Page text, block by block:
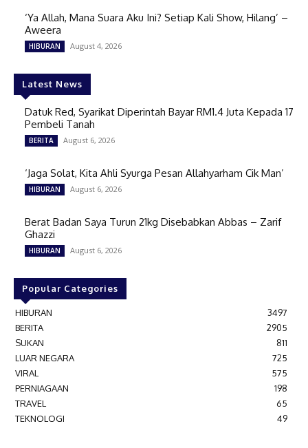
‘Ya Allah, Mana Suara Aku Ini? Setiap Kali Show, Hilang’ –
Aweera
HIBURAN August 4, 2026
Latest News
Datuk Red, Syarikat Diperintah Bayar RM1.4 Juta Kepada 17
Pembeli Tanah
BERITA August 6, 2026
‘Jaga Solat, Kita Ahli Syurga Pesan Allahyarham Cik Man’
HIBURAN August 6, 2026
Berat Badan Saya Turun 21kg Disebabkan Abbas – Zarif
Ghazzi
HIBURAN August 6, 2026
Popular Categories
HIBURAN
3497
BERITA
2905
SUKAN
811
LUAR NEGARA
725
VIRAL
575
PERNIAGAAN
198
TRAVEL
65
TEKNOLOGI
49